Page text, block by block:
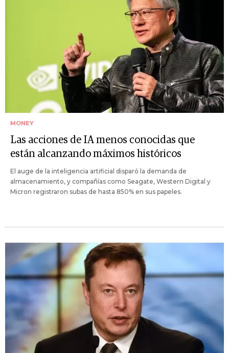
MONEY
Las acciones de IA menos conocidas que
están alcanzando máximos históricos
El auge de la inteligencia artificial disparó la demanda de
almacenamiento, y compañías como Seagate, Western Digital y
Micron registraron subas de hasta 850% en sus papeles.